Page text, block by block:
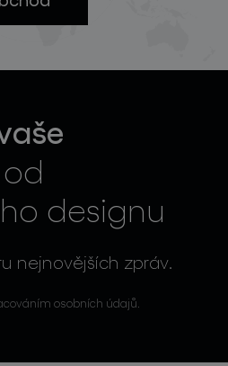
designu
nejnovějších zpráv.
osobních údajů.